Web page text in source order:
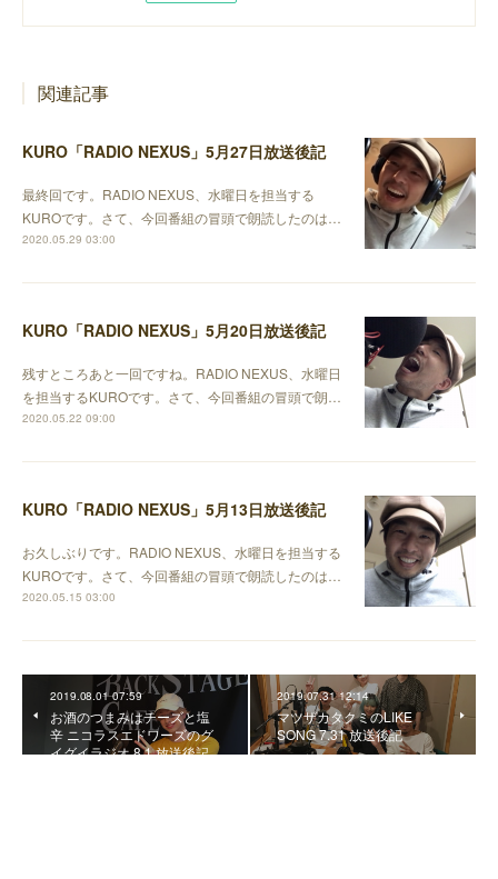
関連記事
KURO「RADIO NEXUS」5月27日放送後記
最終回です。RADIO NEXUS、水曜日を担当する
KUROです。さて、今回番組の冒頭で朗読したのは…
2020.05.29 03:00
KURO「RADIO NEXUS」5月20日放送後記
残すところあと一回ですね。RADIO NEXUS、水曜日
を担当するKUROです。さて、今回番組の冒頭で朗…
2020.05.22 09:00
KURO「RADIO NEXUS」5月13日放送後記
お久しぶりです。RADIO NEXUS、水曜日を担当する
KUROです。さて、今回番組の冒頭で朗読したのは…
2020.05.15 03:00
2019.08.01 07:59
お酒のつまみはチーズと塩
辛 ニコラスエドワーズのグ
イグイラジオ 8.1 放送後記
2019.07.31 12:14
マツザカタクミのLIKE
SONG 7.31 放送後記